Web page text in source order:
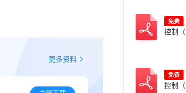
更多资料
控制
控制